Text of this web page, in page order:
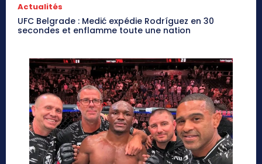
Actualités
UFC Belgrade : Medić expédie Rodríguez en 30
secondes et enflamme toute une nation